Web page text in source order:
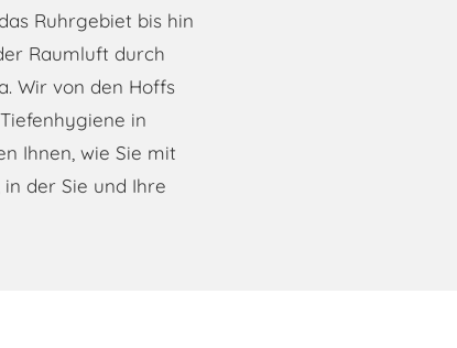
Ruhrgebiet bis hin
Raumluft durch
Wir von den Hoffs
in
Ihnen, wie Sie mit
der Sie und Ihre